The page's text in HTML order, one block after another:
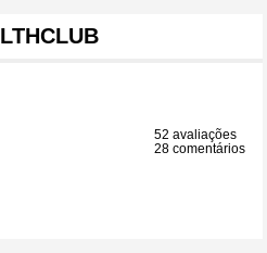
52 avaliações
28 comentários